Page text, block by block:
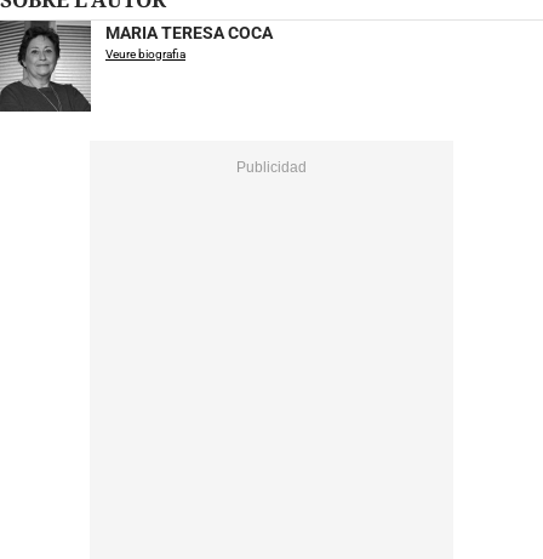
MARIA TERESA COCA
Veure biografia